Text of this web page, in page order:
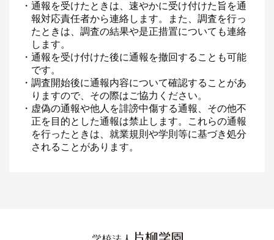
・通報を受けたときは、速やかに受け付けた旨を通
報対応責任者から連絡します。また、調査を行っ
たときは、調査の結果や是正措置についても連絡
します。
・通報を受け付けた後に通報を撤回することも可能
です。
・調査開始後に通報内容について確認することがあ
りますので、その際はご協力ください。
・虚偽の通報や他人を誹謗中傷する通報、その他不
正を目的とした通報は禁止します。これらの通報
を行ったときは、就業規則や学則等に基づき処分
されることがあります。